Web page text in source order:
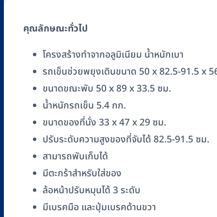
คุณลักษณะทั่วไป
โครงสร้างทำจากอลูมิเนียม น้ำหนักเบา
รถเข็นช่วยพยุงเดินขนาด 50 x 82.5-91.5 x
ขนาดขณะพับ 50 x 89 x 33.5 ซม.
น้ำหนักรถเข็น 5.4 กก.
ขนาดของที่นั่ง 33 x 47 x 29 ซม.
ปรับระดับความสูงของที่จับได้ 82.5-91.5 ซม.
สามารถพับเก็บได้
มีตะกร้าสำหรับใส่ของ
ล้อหน้าปรับหมุนได้ 3 ระดับ
มีเบรคมือ และปุ่มเบรคด้านขวา